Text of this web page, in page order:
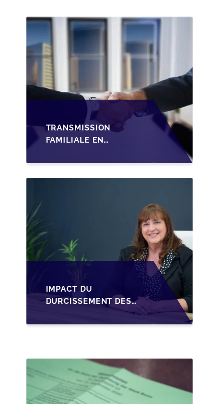
TRANSMISSION
FAMILIALE EN
STRUCTURER LA
CESSION DES PARTS
IMPACT DU
DURCISSEMENT DES
CRÉDIT SUR LA